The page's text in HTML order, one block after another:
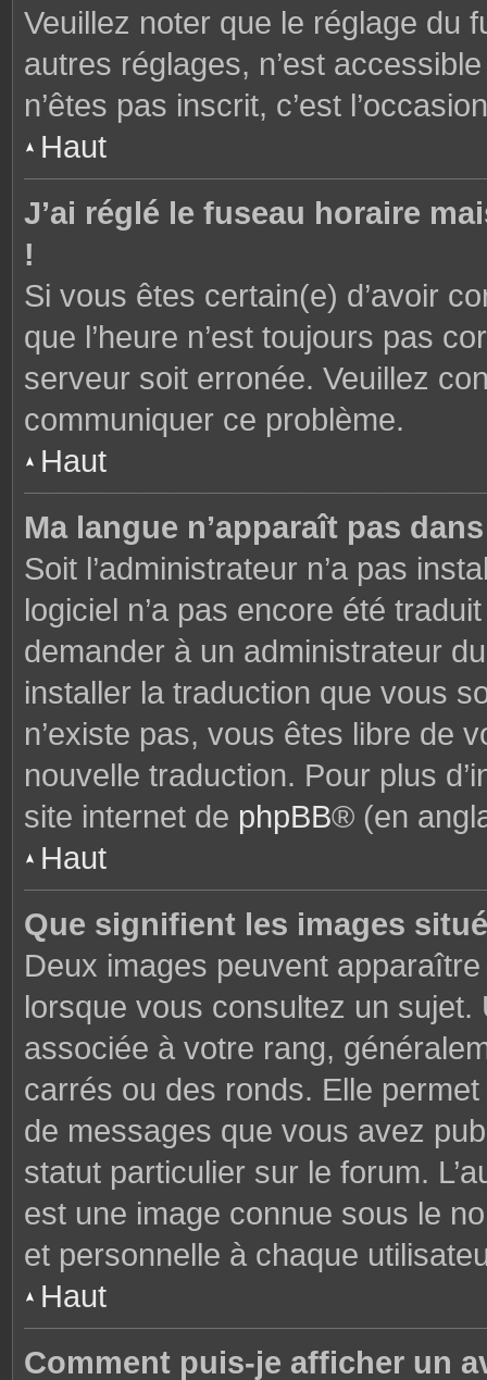
Veuillez noter que le réglage du
autres réglages, n’est
n’êtes pas inscrit, c’est
Haut
J’ai réglé le fuseau horaire
!
Si vous êtes certain(e) d’avoir
que l’heure n’est toujours pas
serveur soit erronée. Veuillez
communiquer ce problème.
Haut
Ma langue n’apparaît pas
Soit l’administrateur n’a pas
logiciel n’a pas encore été
demander à un administrateur
installer la traduction que vous
n’existe pas, vous êtes libre de
nouvelle traduction. Pour plus
site internet de phpBB® (en
Haut
Que signifient les images
Deux images peuvent
lorsque vous consultez un sujet.
associée à votre rang,
carrés ou des ronds. Elle
de messages que vous avez
statut particulier sur le forum.
est une image connue sous le
et personnelle à chaque
Haut
Comment puis-je afficher un